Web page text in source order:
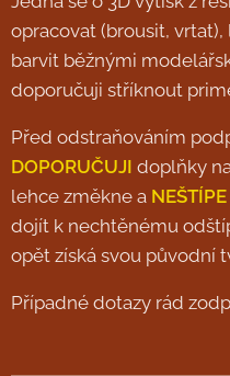
opracovat (brousit,
barvit běžnými
doporučuji stříknout
Před odstraňováním
DOPORUČUJI doplňky
lehce změkne a NEŠTÍPE
dojít k nechtěnému
opět získá svou původní
Případné dotazy rád